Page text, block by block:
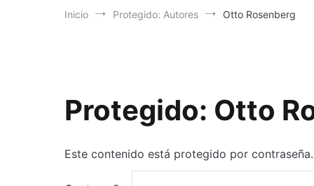
Inicio Protegido: Autores Otto Rosenberg
Protegido: Otto
Este contenido está protegido por